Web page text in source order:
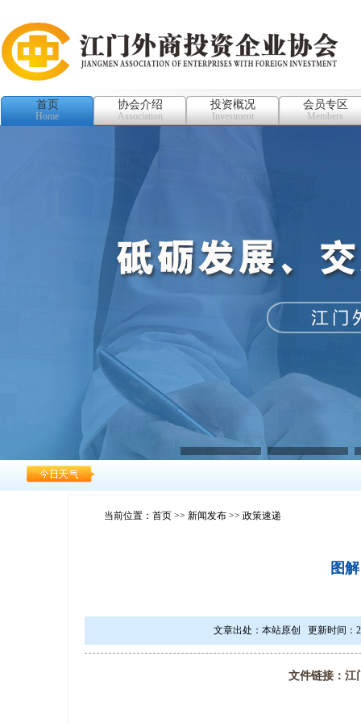
首页
Home
协会介绍
Association
投资概况
Investment
会员专区
Members
当前位置： 首页 >> 新闻发布 >> 政策速递
图
文章出处：本站原创 更新时间：
文件链接：江